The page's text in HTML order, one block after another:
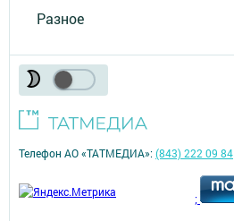
Разное
Телефон АО «ТАТМЕДИА»:(843) 222 09 84
;